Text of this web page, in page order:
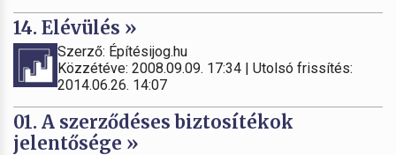
14. Elévülés »
Szerző: Építésijog.hu
Közzétéve: 2008.09.09. 17:34 | Utolsó frissítés:
2014.06.26. 14:07
01. A szerződéses biztosítékok
jelentősége »